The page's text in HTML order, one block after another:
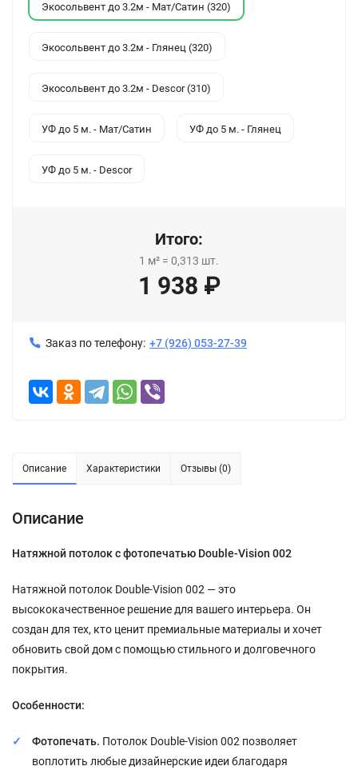
Экосольвент до 3.2м - Мат/Сатин (320)
Экосольвент до 3.2м - Глянец (320)
Экосольвент до 3.2м - Descor (310)
УФ до 5 м. - Мат/Сатин УФ до 5 м. - Глянец
УФ до 5 м. - Descor
Итого:
1 м² = 0,313 шт.
1 938 ₽
Заказ по телефону: +7 (926) 053-27-39
Описание Характеристики Отзывы (0)
Описание
Натяжной потолок с фотопечатью Double-Vision 002
Натяжной потолок Double-Vision 002 — это
высококачественное решение для вашего интерьера. Он
создан для тех, кто ценит премиальные материалы и хочет
обновить свой дом с помощью стильного и долговечного
покрытия.
Особенности:
Фотопечать. Потолок Double-Vision 002 позволяет
воплотить любые дизайнерские идеи благодаря